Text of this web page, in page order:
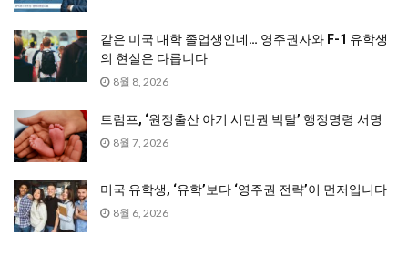
같은 미국 대학 졸업생인데… 영주권자와 F-1 유학생
의 현실은 다릅니다
8월 8, 2026
트럼프, ‘원정출산 아기 시민권 박탈’ 행정명령 서명
8월 7, 2026
미국 유학생, ‘유학’보다 ‘영주권 전략’이 먼저입니다
8월 6, 2026